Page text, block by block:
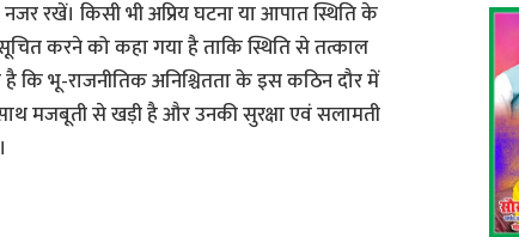
रखें। किसी भी अप्रिय घटना या आपात स्थिति के
करने को कहा गया है ताकि स्थिति से तत्काल
कि भू-राजनीतिक अनिश्चितता के इस कठिन दौर में
मजबूती से खड़ी है और उनकी सुरक्षा एवं सलामती